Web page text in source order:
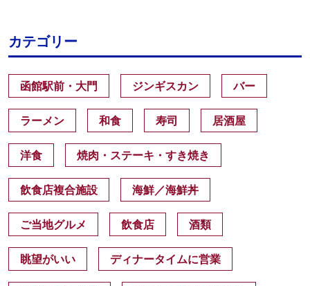
カテゴリー
函館駅前・大門 ジンギスカン バー
ラーメン 和食 寿司 居酒屋
洋食 焼肉・ステーキ・すき焼き
飲食店複合施設 海鮮／海鮮丼
ご当地グルメ 飲食店 酒類
眺望がいい ディナータイムに営業